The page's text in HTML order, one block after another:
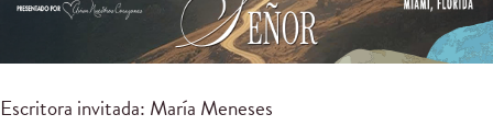
Escritora invitada: María Meneses